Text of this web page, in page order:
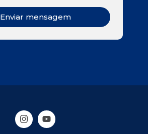
Enviar mensagem